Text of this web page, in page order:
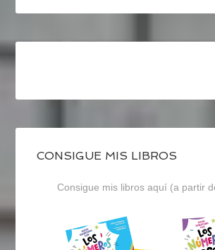
CONSIGUE MIS LIBROS
Consigue mis libros aquí (a partir